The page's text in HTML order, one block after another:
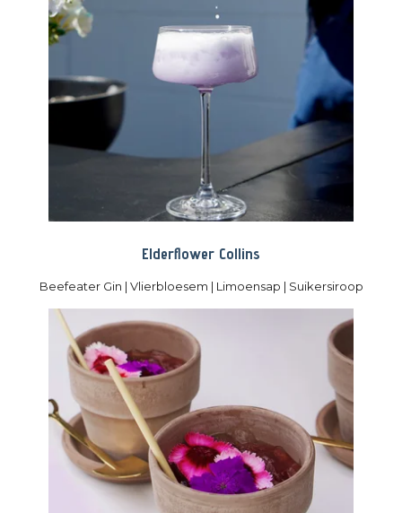
Elderflower Collins
Beefeater Gin | Vlierbloesem | Limoensap | Suikersiroop